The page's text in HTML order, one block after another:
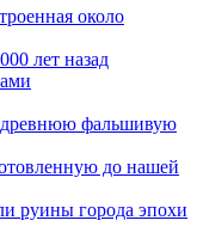
около
лет назад
древнюю фальшивую
до нашей
руины города эпохи